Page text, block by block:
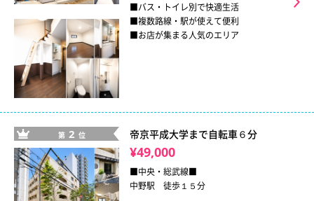
■バス・トイレ別で快適生活
■複数路線・駅が使えて便利
■お店が集まる人気のエリア
第 2 位 帝京平成大学まで自転車６分
¥49,000
■中央・総武線■
中野駅 徒歩１５分